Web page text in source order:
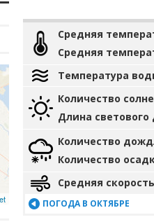
Средняя
Средняя
Температура
Количество
Длина светового
Количество
Количество
Средняя
ПОГОДА В ОКТЯБРЕ